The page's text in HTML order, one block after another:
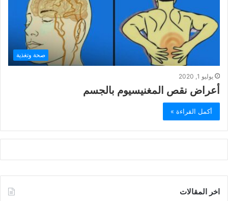
صحة وتغذية
يوليو 1, 2020
أعراض نقص المغنيسيوم بالجسم
أكمل القراءة »
اخر المقالات